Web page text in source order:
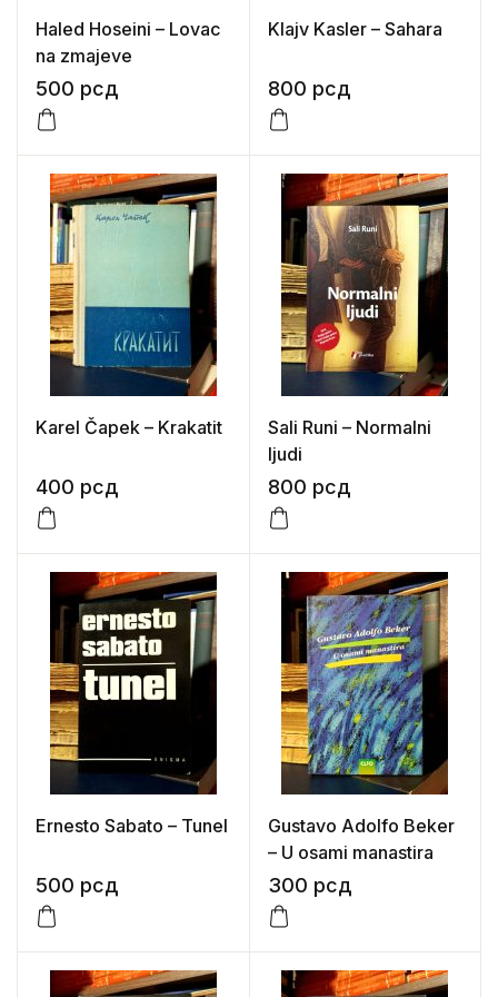
Haled Hoseini – Lovac
na zmajeve
500 рсд
Klajv Kasler – Sahara
800 рсд
Karel Čapek – Krakatit
400 рсд
Sali Runi – Normalni
ljudi
800 рсд
Ernesto Sabato – Tunel
500 рсд
Gustavo Adolfo Beker
– U osami manastira
300 рсд